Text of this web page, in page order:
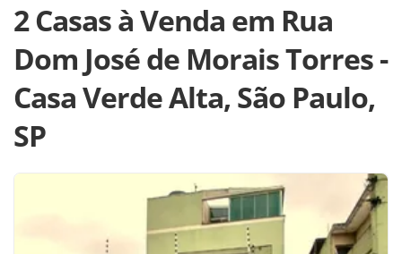
2 Casas à Venda em Rua
Dom José de Morais Torres -
Casa Verde Alta, São Paulo,
SP